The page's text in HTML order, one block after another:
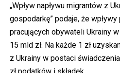
„Wpływ napływu migrantów z
gospodarkę” podaje, że
pracujących obywateli Ukrainy
15 mld zł. Na każde 1 zł
z Ukrainy w postaci
zł podatków i składek.